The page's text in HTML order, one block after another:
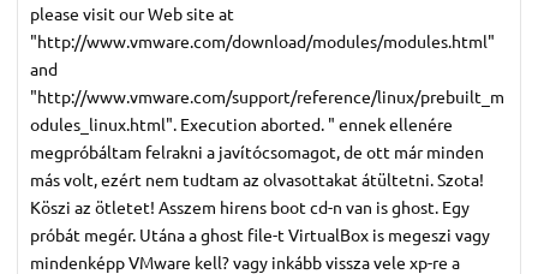
please visit our Web site at
"http://www.vmware.com/download/modules/modules.html"
and
"http://www.vmware.com/support/reference/linux/prebuilt_m
odules_linux.html". Execution aborted. " ennek ellenére
megpróbáltam felrakni a javítócsomagot, de ott már minden
más volt, ezért nem tudtam az olvasottakat átültetni. Szota!
Köszi az ötletet! Asszem hirens boot cd-n van is ghost. Egy
próbát megér. Utána a ghost file-t VirtualBox is megeszi vagy
mindenképp VMware kell? vagy inkább vissza vele xp-re a